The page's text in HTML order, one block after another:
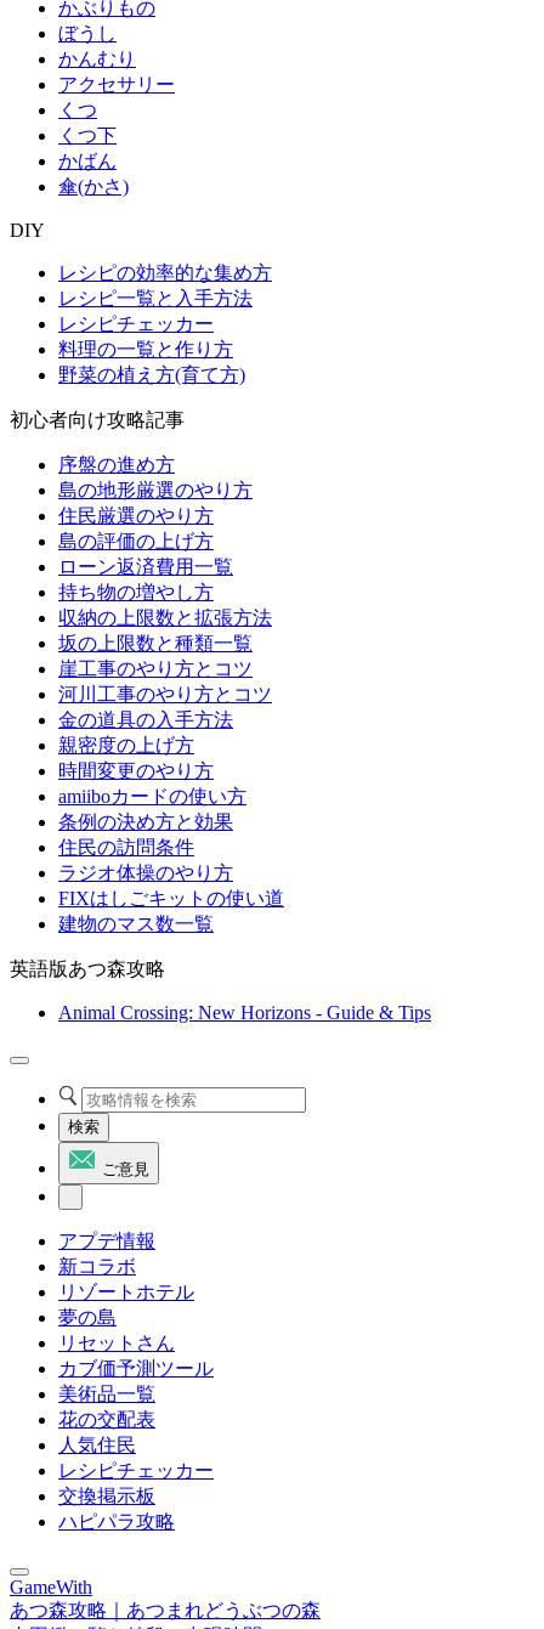
かぶりもの
ぼうし
かんむり
アクセサリー
くつ
くつ下
かばん
傘(かさ)
DIY
レシピの効率的な集め方
レシピ一覧と入手方法
レシピチェッカー
料理の一覧と作り方
野菜の植え方(育て方)
初心者向け攻略記事
序盤の進め方
島の地形厳選のやり方
住民厳選のやり方
島の評価の上げ方
ローン返済費用一覧
持ち物の増やし方
収納の上限数と拡張方法
坂の上限数と種類一覧
崖工事のやり方とコツ
河川工事のやり方とコツ
金の道具の入手方法
親密度の上げ方
時間変更のやり方
amiiboカードの使い方
条例の決め方と効果
住民の訪問条件
ラジオ体操のやり方
FIXはしごキットの使い道
建物のマス数一覧
英語版あつ森攻略
Animal Crossing: New Horizons - Guide & Tips
検索
ご意見
アプデ情報
新コラボ
リゾートホテル
夢の島
リセットさん
カブ価予測ツール
美術品一覧
花の交配表
人気住民
レシピチェッカー
交換掲示板
ハピパラ攻略
GameWith
あつ森攻略｜あつまれどうぶつの森